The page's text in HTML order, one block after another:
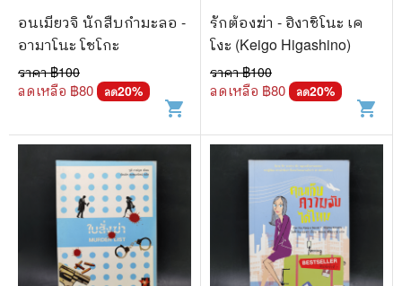
อนเมียวจิ นักสืบกำมะลอ -
อามาโนะ โชโกะ
ราคา ฿100
ลดเหลือ ฿80 ลด20%
shopping_cart
รักต้องฆ่า - ฮิงาชิโนะ เค
โงะ (Keigo Higashino)
ราคา ฿100
ลดเหลือ ฿80 ลด20%
shopping_cart